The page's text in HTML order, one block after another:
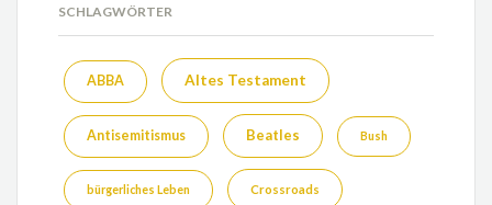
SCHLAGWÖRTER
ABBA Altes Testament
Antisemitismus Beatles Bush
bürgerliches Leben Crossroads